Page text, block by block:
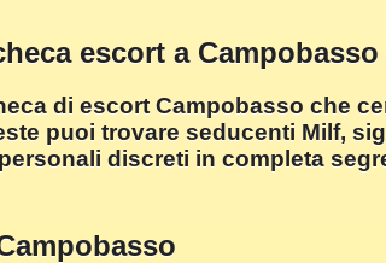
escort a Campobasso
di escort Campobasso che
puoi trovare seducenti Milf,
discreti in completa